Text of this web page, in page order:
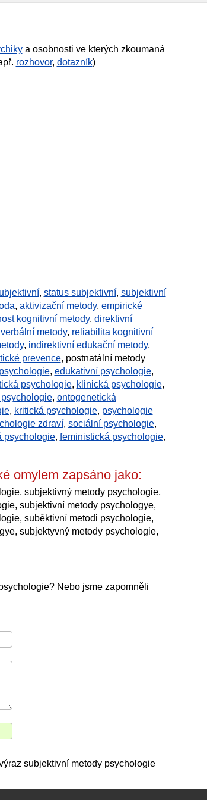
a osobnosti ve kterých zkoumaná
rozhovor, dotazník)
, status subjektivní, subjektivní
, aktivizační metody, empirické
kognitivní metody, direktivní
metody, reliabilita kognitivní
, indirektivní edukační metody,
prevence, postnatální metody
, edukativní psychologie,
psychologie, klinická psychologie,
, ontogenetická
, kritická psychologie, psychologie
zdraví, sociální psychologie,
psychologie, feministická psychologie,
omylem zapsáno jako:
subjektivný metody psychologie,
subjektivní metody psychologye,
suběktivní metodi psychologie,
subjektyvný metody psychologie,
Nebo jsme zapomněli
subjektivní metody psychologie